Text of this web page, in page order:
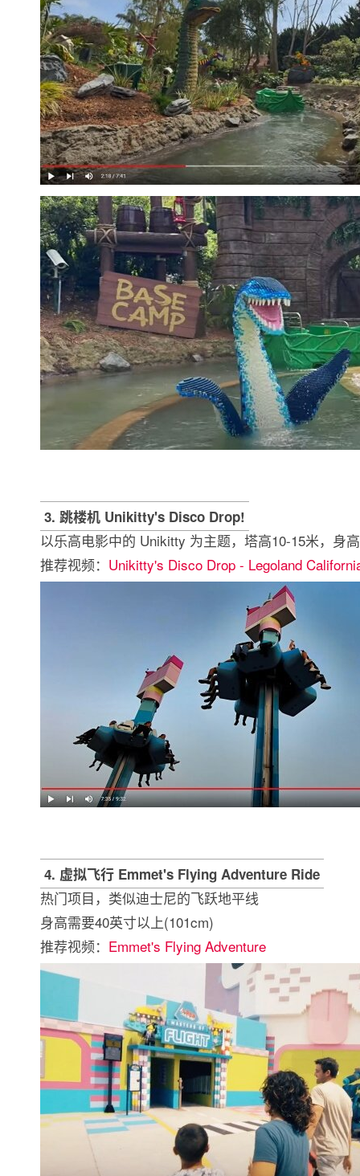
3. 跳楼机 Unikitty's Disco Drop!
以乐高电影中的 Unikitty 为主题，塔高10-15米，身
推荐视频： Unikitty's Disco Drop - Legoland
4. 虚拟飞行 Emmet's Flying Adventure Ride
热门项目，类似迪士尼的飞跃地平线
身高需要40英寸以上(101cm)
推荐视频： Emmet's Flying Adventure